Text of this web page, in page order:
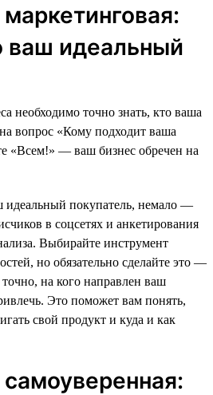
ваш идеальный
необходимо точно знать, кто ваша
вопрос «Кому подходит ваша
«Всем!» — ваш бизнес обречен на
идеальный покупатель, немало —
в соцсетях и анкетирования
Выбирайте инструмент
но обязательно сделайте это —
на кого направлен ваш
Это поможет вам понять,
свой продукт и куда и как